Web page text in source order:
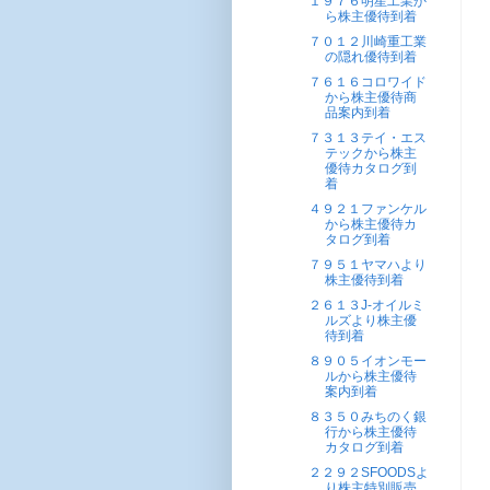
ら株主優待到着
７０１２川崎重工業
の隠れ優待到着
７６１６コロワイド
から株主優待商
品案内到着
７３１３テイ・エス
テックから株主
優待カタログ到
着
４９２１ファンケル
から株主優待カ
タログ到着
７９５１ヤマハより
株主優待到着
２６１３J-オイルミ
ルズより株主優
待到着
８９０５イオンモー
ルから株主優待
案内到着
８３５０みちのく銀
行から株主優待
カタログ到着
２２９２SFOODSよ